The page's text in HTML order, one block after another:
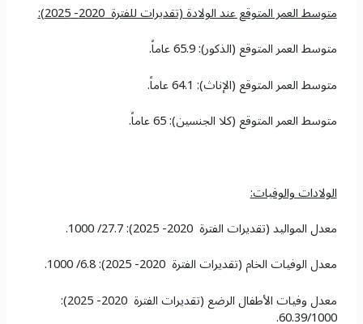
متوسط العمر المتوقع عند الولادة (تقديرات للفترة 2020- 2025):
متوسط العمر المتوقع (الذكور): 65.9 عاماً.
متوسط العمر المتوقع (الإناث): 64.1 عاماً.
متوسط العمر المتوقع (كلا الجنسين): 65 عاماً.
الولادات والوفيات:
معدل المواليد (تقديرات الفترة 2020- 2025): 27.7/ 1000.
معدل الوفيات الخام (تقديرات الفترة 2020- 2025): 6.8/ 1000.
معدل وفيات الأطفال الرضع (تقديرات الفترة 2020- 2025):
60.39/1000.